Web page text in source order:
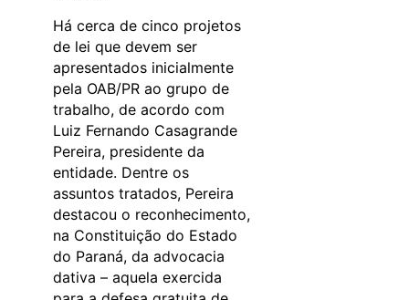
Há cerca de cinco projetos
de lei que devem ser
apresentados inicialmente
pela OAB/PR ao grupo de
trabalho, de acordo com
Luiz Fernando Casagrande
Pereira, presidente da
entidade. Dentre os
assuntos tratados, Pereira
destacou o reconhecimento,
na Constituição do Estado
do Paraná, da advocacia
dativa – aquela exercida